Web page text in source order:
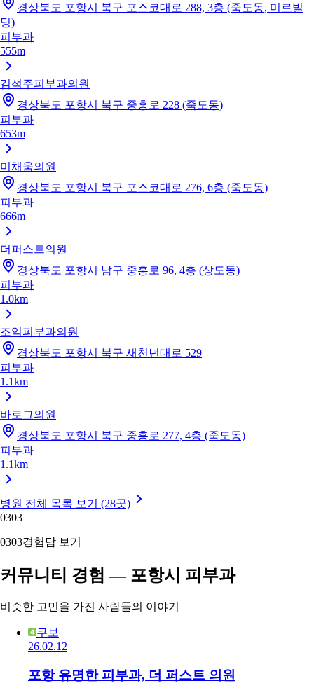
경상북도 포항시 북구 포스코대로 288, 3층 (죽도동, 미르빌
딩)
피부과
555m
김석주피부과의원
경상북도 포항시 북구 중흥로 228 (죽도동)
피부과
653m
미채움의원
경상북도 포항시 북구 포스코대로 276, 6층 (죽도동)
피부과
666m
더퍼스트의원
경상북도 포항시 남구 중흥로 96, 4층 (상도동)
피부과
1.0km
조익피부과의원
경상북도 포항시 북구 새천년대로 529
피부과
1.1km
바로그의원
경상북도 포항시 북구 중흥로 277, 4층 (죽도동)
피부과
1.1km
병원 전체 목록 보기 (28곳)
0303
0303경험담 보기
커뮤니티 경험 — 포항시 피부과
비슷한 고민을 가진 사람들의 이야기
쿠보
26.02.12
포항 유명한 피부과, 더 퍼스트 의원